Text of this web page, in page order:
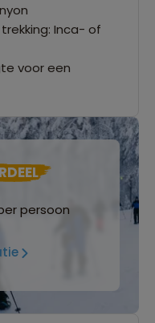
Inca- of
voor een
persoon